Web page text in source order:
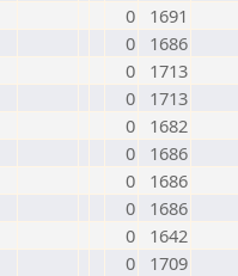
0
1691
0
1686
0
1713
0
1713
0
1682
0
1686
0
1686
0
1686
0
1642
0
1709